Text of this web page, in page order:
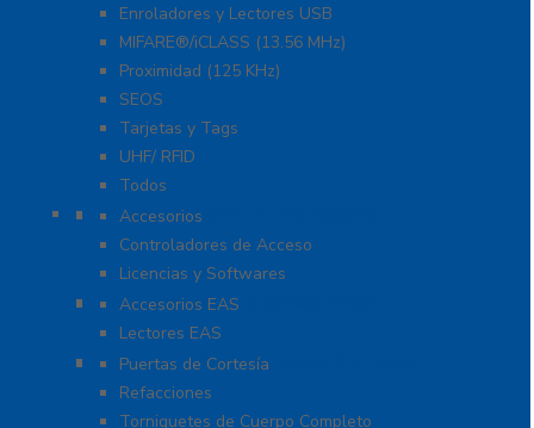
Enroladores y Lectores USB
MIFARE®/iCLASS (13.56 MHz)
Proximidad (125 KHz)
SEOS
Tarjetas y Tags
UHF/ RFID
Todos
Paneles de Control de Acceso
Accesorios
Controladores de Acceso
Licencias y Softwares
Protección de Mercancía (EAS)
Accesorios EAS
Lectores EAS
Torniquetes y Puertas de Cortesía
Puertas de Cortesía
Refacciones
Torniquetes de Cuerpo Completo